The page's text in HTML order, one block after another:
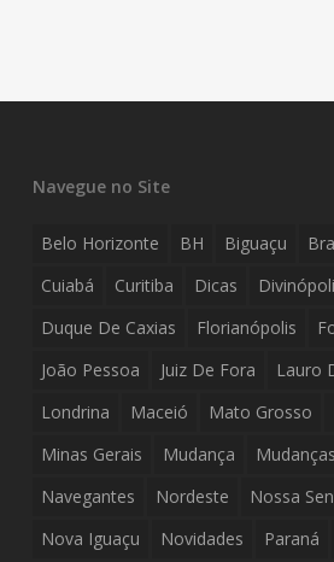
Navegue no Site
Belo Horizonte BH Biguaçu
Cuiabá
Curitiba Dicas
Duque De Caxias
Florianópolis
João Pessoa
Juiz De Fora
Lauro
Londrina
Maceió Mato Grosso
Minas Gerais
Mudança Mudanças
Navegantes
Nordeste
Nossa
Nova Iguaçu
Novidades Paraná